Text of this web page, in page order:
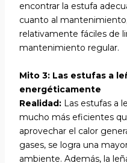
encontrar la estufa
cuanto al
relativamente fáciles de
mantenimiento regular.
Mito 3: Las estufas a
energéticamente
Realidad:Las estufas a
mucho más eficientes
aprovechar el calor
gases, se logra una
ambiente. Además, la